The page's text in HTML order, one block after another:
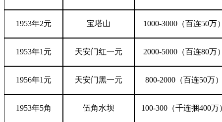
1953年2元 宝塔山 1000-3000（百连50万
1953年1元 天安门红一元 2000-5000（百连80万
1956年1元 天安门黑一元 800-2000（百连50万
1953年5角 伍角水坝 100-300（千连捆400万